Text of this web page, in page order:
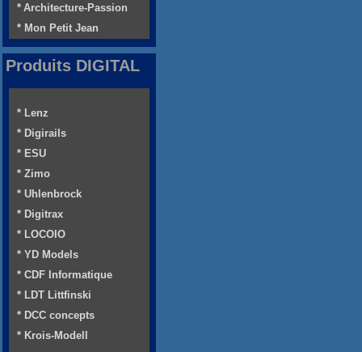
* Architecture-Passion
* Mon Petit Jean
Produits DIGITAL
* Lenz
* Digirails
* ESU
* Zimo
* Uhlenbrock
* Digitrax
* LOCOIO
* YD Models
* CDF Informatique
* LDT Littfinski
* DCC concepts
* Krois-Modell